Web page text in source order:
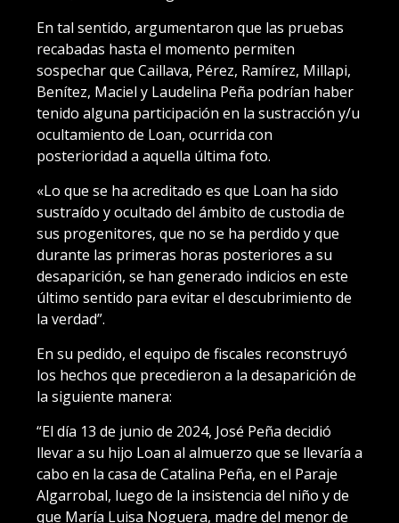
En tal sentido, argumentaron que las pruebas
recabadas hasta el momento permiten
sospechar que Caillava, Pérez, Ramírez, Millapi,
Benítez, Maciel y Laudelina Peña podrían haber
tenido alguna participación en la sustracción y/u
ocultamiento de Loan, ocurrida con
posterioridad a aquella última foto.
«Lo que se ha acreditado es que Loan ha sido
sustraído y ocultado del ámbito de custodia de
sus progenitores, que no se ha perdido y que
durante las primeras horas posteriores a su
desaparición, se han generado indicios en este
último sentido para evitar el descubrimiento de
la verdad”.
En su pedido, el equipo de fiscales reconstruyó
los hechos que precedieron a la desaparición de
la siguiente manera:
“El día 13 de junio de 2024, José Peña decidió
llevar a su hijo Loan al almuerzo que se llevaría a
cabo en la casa de Catalina Peña, en el Paraje
Algarrobal, luego de la insistencia del niño y de
que María Luisa Noguera, madre del menor de